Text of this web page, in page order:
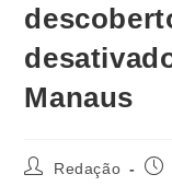
Manaus
Redação